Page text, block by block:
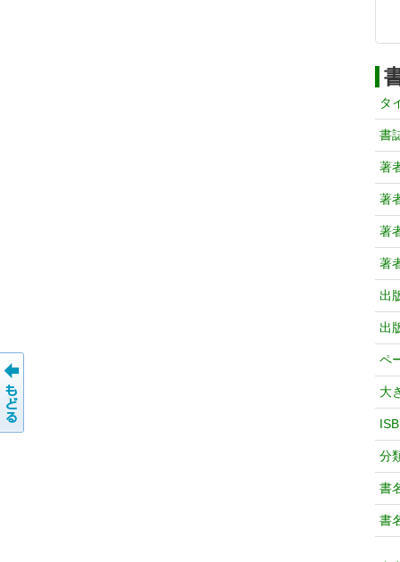
タ
書
著
著
著
著
出
出
ペ
大
分
書
書